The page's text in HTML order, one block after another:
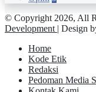
© Copyright 2026, All
Development | Design
Home
Kode Etik
Redaksi
Pedoman Media